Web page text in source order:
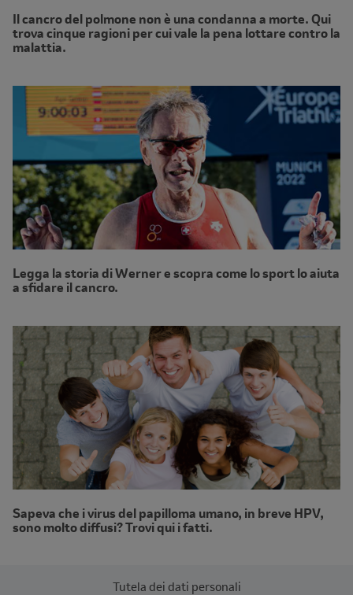
Il cancro del polmone non è una condanna a morte. Qui
trova cinque ragioni per cui vale la pena lottare contro la
malattia.
Legga la storia di Werner e scopra come lo sport lo aiuta
a sfidare il cancro.
Sapeva che i virus del papilloma umano, in breve HPV,
sono molto diffusi? Trovi qui i fatti.
Tutela dei dati personali